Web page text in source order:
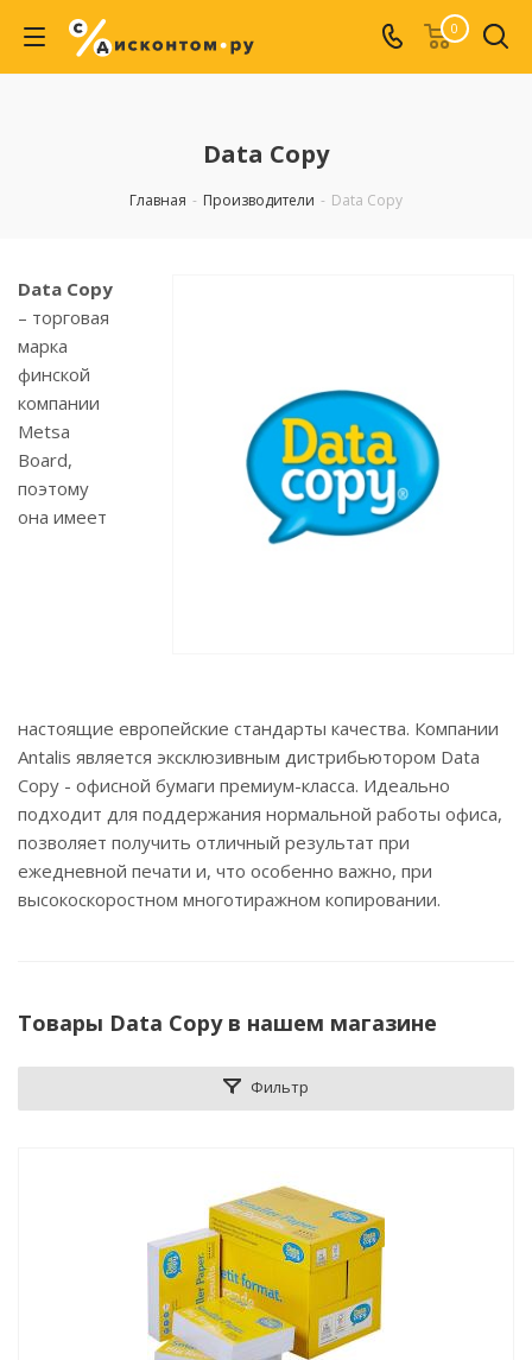
0
Data Copy
Главная - Производители - Data Copy
Data Copy
– торговая
марка
финской
компании
Metsa
Board,
поэтому
она имеет
настоящие европейские стандарты качества. Компании
Antalis является эксклюзивным дистрибьютором Data
Copy - офисной бумаги премиум-класса. Идеально
подходит для поддержания нормальной работы офиса,
позволяет получить отличный результат при
ежедневной печати и, что особенно важно, при
высокоскоростном многотиражном копировании.
Товары Data Copy в нашем магазине
Фильтр